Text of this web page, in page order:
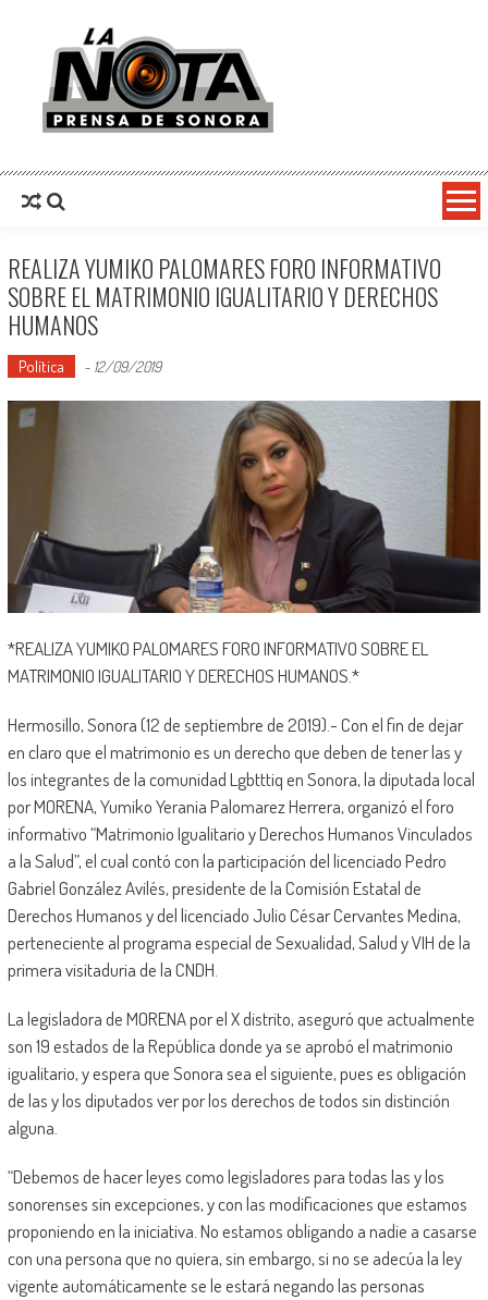
La Nota Prensa De Sonora
REALIZA YUMIKO PALOMARES FORO INFORMATIVO
SOBRE EL MATRIMONIO IGUALITARIO Y DERECHOS
HUMANOS
Política - 12/09/2019
*REALIZA YUMIKO PALOMARES FORO INFORMATIVO SOBRE EL
MATRIMONIO IGUALITARIO Y DERECHOS HUMANOS.*
Hermosillo, Sonora (12 de septiembre de 2019).- Con el fin de dejar
en claro que el matrimonio es un derecho que deben de tener las y
los integrantes de la comunidad Lgbtttiq en Sonora, la diputada local
por MORENA, Yumiko Yerania Palomarez Herrera, organizó el foro
informativo “Matrimonio Igualitario y Derechos Humanos Vinculados
a la Salud”, el cual contó con la participación del licenciado Pedro
Gabriel González Avilés, presidente de la Comisión Estatal de
Derechos Humanos y del licenciado Julio César Cervantes Medina,
perteneciente al programa especial de Sexualidad, Salud y VIH de la
primera visitaduria de la CNDH.
La legisladora de MORENA por el X distrito, aseguró que actualmente
son 19 estados de la República donde ya se aprobó el matrimonio
igualitario, y espera que Sonora sea el siguiente, pues es obligación
de las y los diputados ver por los derechos de todos sin distinción
alguna.
“Debemos de hacer leyes como legisladores para todas las y los
sonorenses sin excepciones, y con las modificaciones que estamos
proponiendo en la iniciativa. No estamos obligando a nadie a casarse
con una persona que no quiera, sin embargo, si no se adecúa la ley
vigente automáticamente se le estará negando las personas